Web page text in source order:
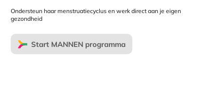
Ondersteun haar menstruatiecyclus en werk direct aan je eigen
gezondheid
Start MANNEN programma